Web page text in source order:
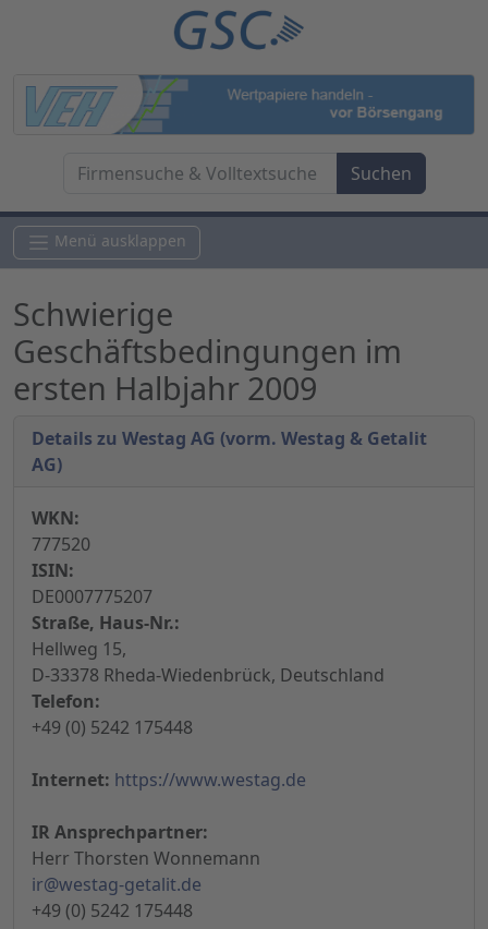
Menü ausklappen
Schwierige
Geschäftsbedingungen im
ersten Halbjahr 2009
Details zu Westag AG (vorm. Westag & Getalit
AG)
WKN:
777520
ISIN:
DE0007775207
Straße, Haus-Nr.:
Hellweg 15,
D-33378 Rheda-Wiedenbrück, Deutschland
Telefon:
+49 (0) 5242 175448
Internet: https://www.westag.de
IR Ansprechpartner:
Herr Thorsten Wonnemann
ir@westag-getalit.de
+49 (0) 5242 175448